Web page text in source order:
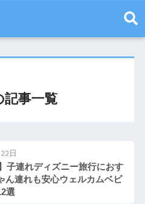
記事一覧
日
子連れディズニー旅行におす
ん連れも安心ウェルカムベビ
選